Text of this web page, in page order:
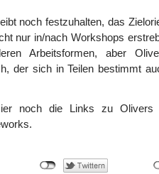
noch festzuhalten, das
nur in/nach Workshops
Arbeitsformen, aber
der sich in Teilen bestimmt
noch die Links zu